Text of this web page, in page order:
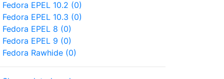
Fedora EPEL 10.2 (0)
Fedora EPEL 10.3 (0)
Fedora EPEL 8 (0)
Fedora EPEL 9 (0)
Fedora Rawhide (0)